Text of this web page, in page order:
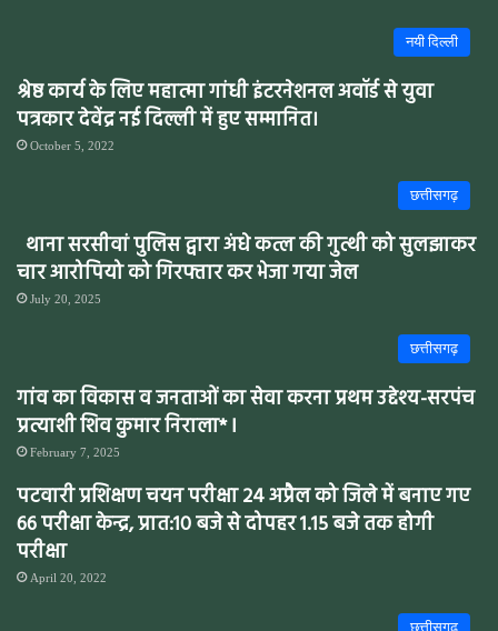
नयी दिल्ली
श्रेष्ठ कार्य के लिए महात्मा गांधी इंटरनेशनल अवॉर्ड से युवा
पत्रकार देवेंद्र नई दिल्ली में हुए सम्मानित।
October 5, 2022
छत्तीसगढ़
थाना सरसीवां पुलिस द्वारा अंधे कत्ल की गुत्थी को सुलझाकर
चार आरोपियो को गिरफ्तार कर भेजा गया जेल
July 20, 2025
छत्तीसगढ़
गांव का विकास व जनताओं का सेवा करना प्रथम उद्देश्य-सरपंच
प्रत्याशी शिव कुमार निराला* l
February 7, 2025
पटवारी प्रशिक्षण चयन परीक्षा 24 अप्रैल को जिले में बनाए गए
66 परीक्षा केन्द्र, प्रात:10 बजे से दोपहर 1.15 बजे तक होगी
परीक्षा
April 20, 2022
छत्तीसगढ़